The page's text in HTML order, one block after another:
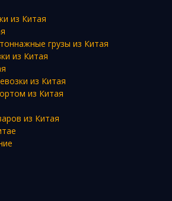
из Китая
грузы из Китая
из Китая
из Китая
из Китая
из Китая